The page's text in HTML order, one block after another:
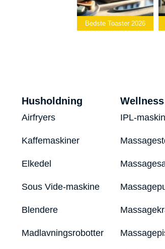
Bedste Toaster 2026 Bedste
Husholdning
Airfryers
Kaffemaskiner
Elkedel
Sous Vide-maskine
Blendere
Madlavningsrobotter
IPL-